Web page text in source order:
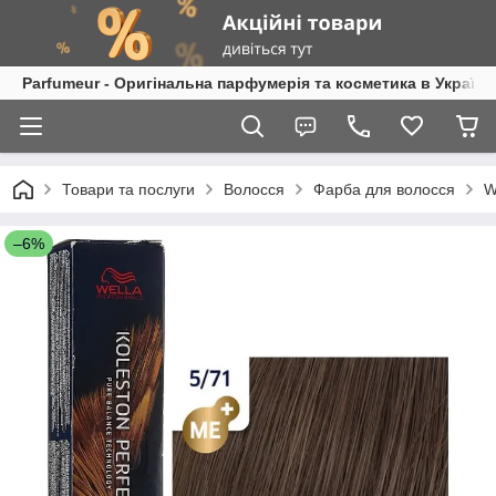
Parfumeur - Оригінальна парфумерія та косметика в Україні
Товари та послуги Волосся Фарба для волосся
–6%